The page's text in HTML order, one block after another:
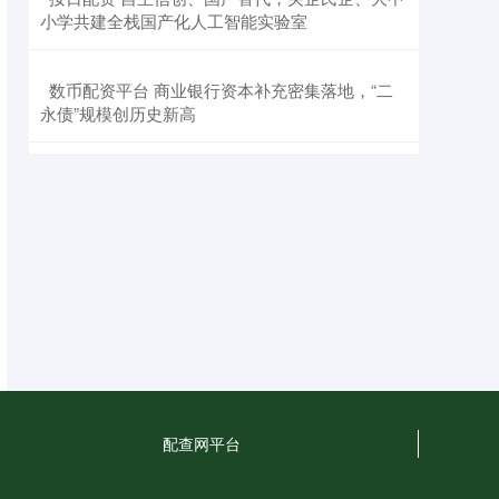
小学共建全栈国产化人工智能实验室
​数币配资平台 商业银行资本补充密集落地，“二
永债”规模创历史新高
配查网平台